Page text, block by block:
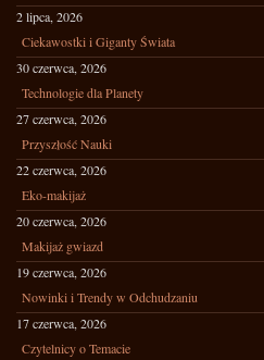
2 lipca, 2026
Ciekawostki i Giganty Świata
30 czerwca, 2026
Technologie dla Planety
27 czerwca, 2026
Przyszłość Nauki
22 czerwca, 2026
Eko-makijaż
20 czerwca, 2026
Makijaż gwiazd
19 czerwca, 2026
Nowinki i Trendy w Odchudzaniu
17 czerwca, 2026
Czytelnicy o Temacie